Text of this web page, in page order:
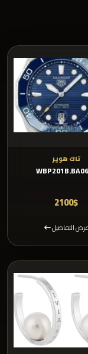
تاك هوير
2100$
عرض التفاصيل